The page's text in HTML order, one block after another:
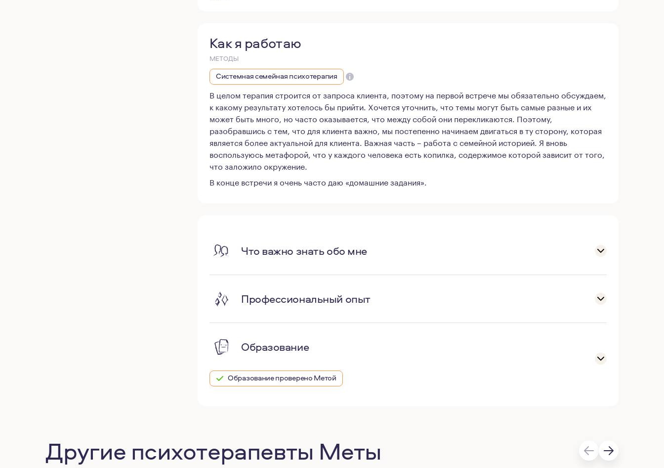
Как я работаю
МЕТОДЫ
Системная семейная психотерапия
В целом терапия строится от запроса клиента, поэтому на первой встрече мы обязательно обсуждаем,
к какому результату хотелось бы прийти. Хочется уточнить, что темы могут быть самые разные и их
может быть много, но часто оказывается, что между собой они перекликаются. Поэтому,
разобравшись с тем, что для клиента важно, мы постепенно начинаем двигаться в ту сторону, которая
является более актуальной для клиента. Важная часть – работа с семейной историей. Я вновь
воспользуюсь метафорой, что у каждого человека есть копилка, содержимое которой зависит от того,
что заложило окружение.
В конце встречи я очень часто даю «домашние задания».
Что важно знать обо мне
Профессиональный опыт
Образование
Образование проверено Метой
Другие психотерапевты Меты